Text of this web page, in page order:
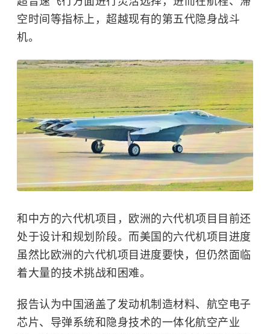
空时间等指标上，超越现有的第五代隐身战斗
机。
和中方的六代机项目，欧洲的六代机项目目前还
处于设计和规划阶段。而美国的六代机项目进度
虽然比欧洲的六代机项目进度要快，但仍然面临
着大量的技术挑战和困难。
报告认为中国涵盖了发动机制造材料、航空电子
芯片、导弹系统和隐身技术的一体化航空产业